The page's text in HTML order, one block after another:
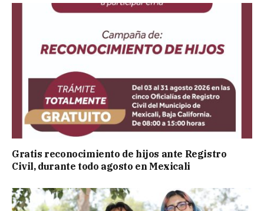
Gratis reconocimiento de hijos ante Registro
Civil, durante todo agosto en Mexicali